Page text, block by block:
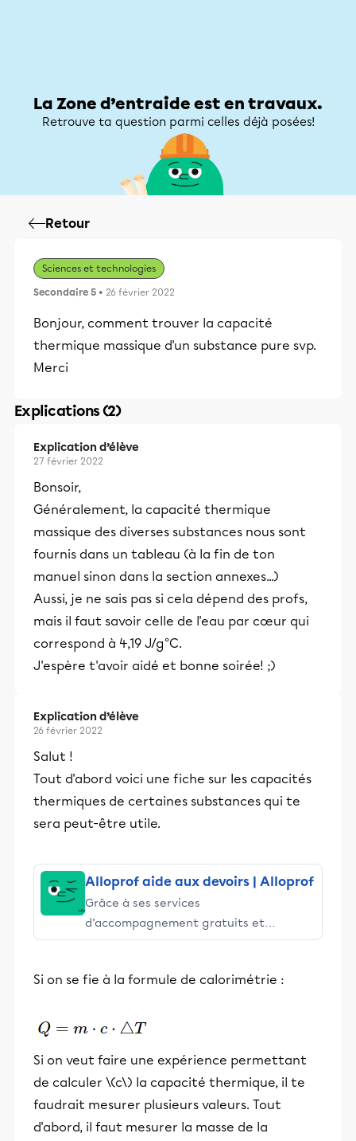
La Zone d’entraide est en travaux.
Retrouve ta question parmi celles déjà posées!
Retour
Sciences et technologies
Secondaire 5 • 26 février 2022
Bonjour, comment trouver la capacité
thermique massique d'un substance pure svp.
Merci
Explications (2)
Explication d’élève
27 février 2022
Bonsoir,
Généralement, la capacité thermique
massique des diverses substances nous sont
fournis dans un tableau (à la fin de ton
manuel sinon dans la section annexes...)
Aussi, je ne sais pas si cela dépend des profs,
mais il faut savoir celle de l'eau par cœur qui
correspond à 4,19 J/g°C.
J'espère t'avoir aidé et bonne soirée! ;)
Explication d’élève
26 février 2022
Salut !
Tout d'abord voici une fiche sur les capacités
thermiques de certaines substances qui te
sera peut-être utile.
Alloprof aide aux devoirs | Alloprof
Grâce à ses services
d’accompagnement gratuits et
stimulants, Alloprof engage les élèves
éducative.
Si on se fie à la formule de calorimétrie :
Si on veut faire une expérience permettant
de calculer \(c\) la capacité thermique, il te
faudrait mesurer plusieurs valeurs. Tout
d'abord, il faut mesurer la masse de la